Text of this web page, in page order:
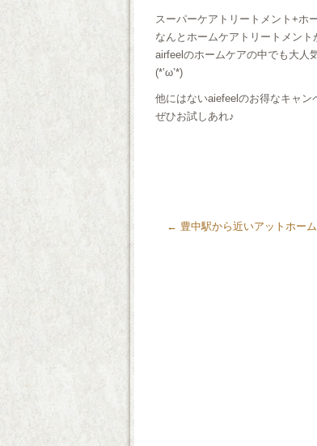
スーパーケアトリートメント+ホ
なんとホームケアトリートメン
airfeelのホームケアの中でも大人
(*’ω’*)
他にはないaiefeelのお得なキャン
ぜひお試しあれ♪
← 豊中駅から近いアットホー